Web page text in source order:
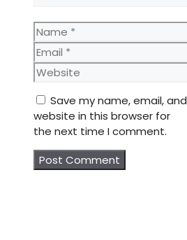
Name
Email
Website
Save my name, email, and
website in this browser for
the next time I comment.